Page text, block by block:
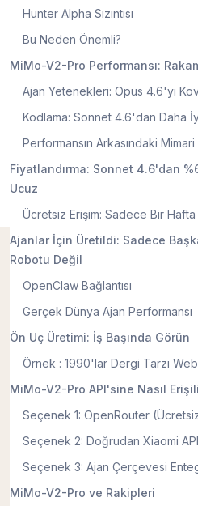
Hunter Alpha Sızıntısı
Bu Neden Önemli?
MiMo-V2-Pro Performansı:
Ajan Yetenekleri: Opus 4.6'yı
Kodlama: Sonnet 4.6'dan Daha
Performansın Arkasındaki Mimari
Fiyatlandırma: Sonnet 4.6'dan
Ucuz
Ücretsiz Erişim: Sadece Bir Hafta
Ajanlar İçin Üretildi: Sadece
Robotu Değil
OpenClaw Bağlantısı
Gerçek Dünya Ajan Performansı
Ön Uç Üretimi: İş Başında Görün
Örnek : 1990'lar Dergi Tarzı
MiMo-V2-Pro API'sine Nasıl
Seçenek 1: OpenRouter
Seçenek 2: Doğrudan Xiaomi
Seçenek 3: Ajan Çerçevesi
MiMo-V2-Pro ve Rakipleri